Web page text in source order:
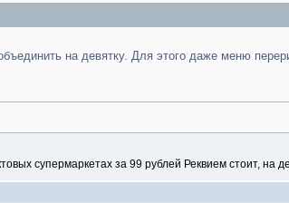
на девятку. Для этого даже меню
супермаркетах за 99 рублей Реквием стоит, на